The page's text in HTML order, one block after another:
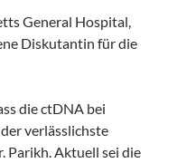
General Hospital,
Diskutantin für die
die ctDNA bei
verlässlichste
Parikh. Aktuell sei die